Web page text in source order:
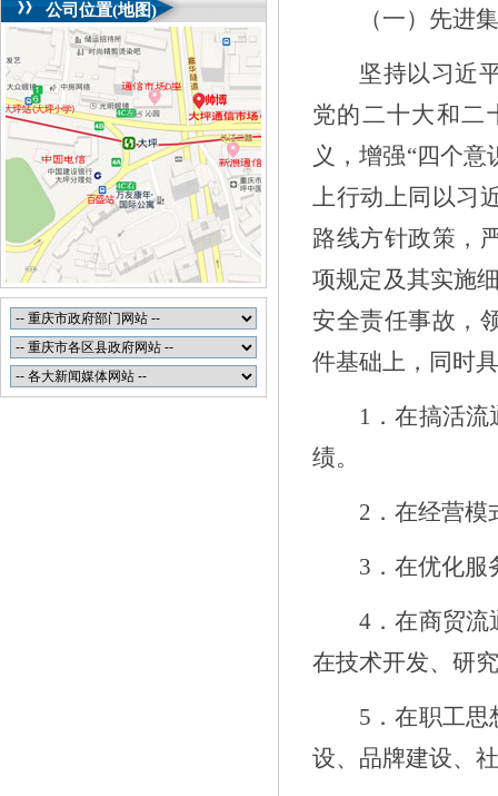
公司位置(地图) （一）先进
坚持以习近
党的二十大和二
义，增强“四个意
上行动上同 以习
路线方针政策，
项规定及其实施
安全责任事故，
件基础上，同时
1 ．在搞活流
绩。
2 ． 在经营模
3 ．在优化
4 ．在商贸
在技术开发、研
5 ．在职工思
设、品牌建设、